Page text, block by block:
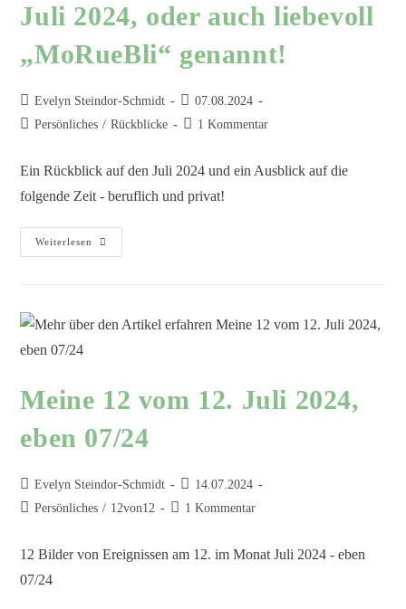
Juli 2024, oder auch liebevoll
„MoRueBli“ genannt!
Evelyn Steindor-Schmidt
07.08.2024
Persönliches / Rückblicke 1 Kommentar
Ein Rückblick auf den Juli 2024 und ein Ausblick auf die
folgende Zeit - beruflich und privat!
Weiterlesen
Meine 12 vom 12. Juli 2024,
eben 07/24
Evelyn Steindor-Schmidt
14.07.2024
Persönliches / 12von12 1 Kommentar
12 Bilder von Ereignissen am 12. im Monat Juli 2024 - eben
07/24